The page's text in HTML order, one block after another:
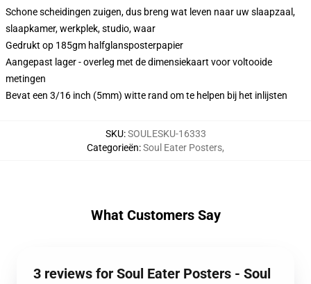
Schone scheidingen zuigen, dus breng wat leven naar uw slaapzaal,
slaapkamer, werkplek, studio, waar
Gedrukt op 185gm halfglansposterpapier
Aangepast lager - overleg met de dimensiekaart voor voltooide
metingen
Bevat een 3/16 inch (5mm) witte rand om te helpen bij het inlijsten
SKU:SOULESKU-16333
Categorieën:Soul Eater Posters,
What Customers Say
3 reviews for Soul Eater Posters - Soul